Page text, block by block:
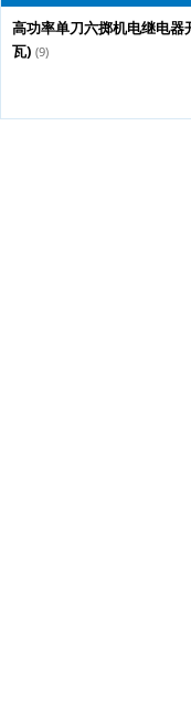
高功率单刀六掷机电继电器
瓦) (9)